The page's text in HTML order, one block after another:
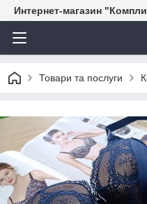
Интернет-магазин
Товари та послуги